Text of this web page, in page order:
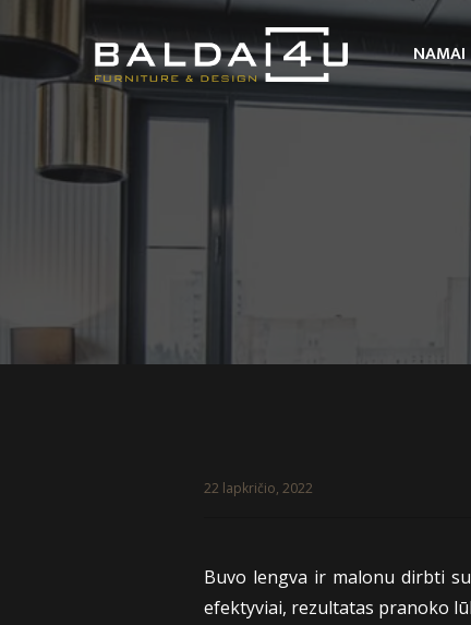
NAMAI
22 lapkričio, 2022
Buvo lengva ir malonu dirbti
efektyviai, rezultatas pranoko